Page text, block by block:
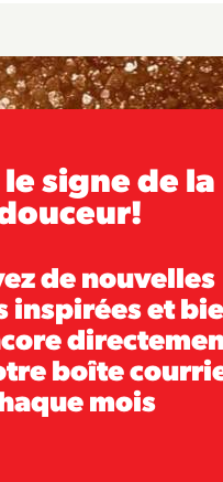
le signe de la
de nouvelles
inspirées et
boîte
mois